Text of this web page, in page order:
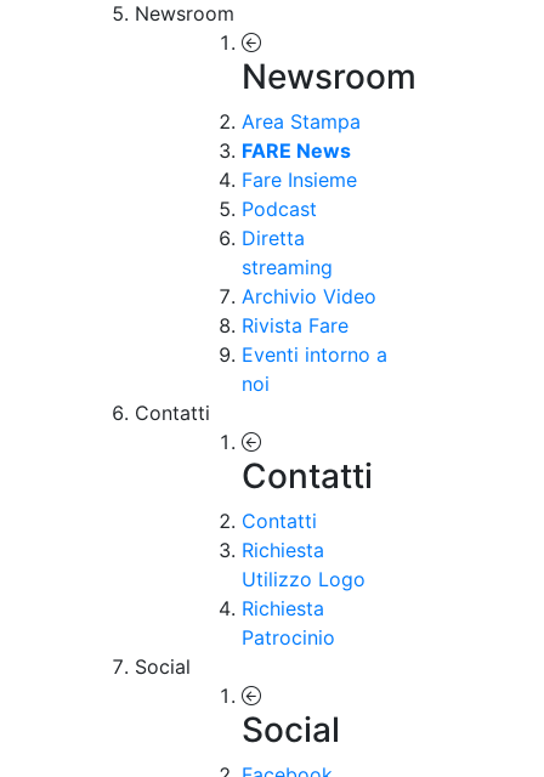
Newsroom
Newsroom
Area Stampa
FARE News
Fare Insieme
Podcast
Diretta
streaming
Archivio Video
Rivista Fare
Eventi intorno a
noi
Contatti
Contatti
Contatti
Richiesta
Utilizzo Logo
Richiesta
Patrocinio
Social
Social